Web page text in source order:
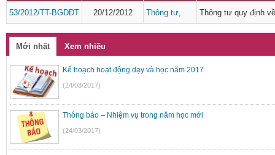
53/2012/TT-BGDĐT 20/12/2012 Thông tư, Thông tư quy định
Mới nhất Xem nhiều
Kế hoạch hoạt động dạy và học năm 2017
(24/03/2017)
Thông báo – Nhiệm vụ trong năm học mới
(24/03/2017)